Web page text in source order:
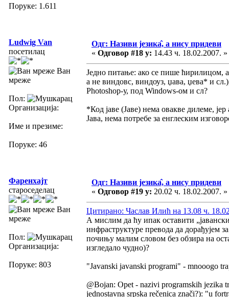
Поруке: 1.611
Ludwig Van
посетилац
Ван
мреже
Пол:
Организација:
Име и презиме:
Поруке: 46
Одг: Називи језика̂, а нису придеви
« Одговор #18 у: 14.43 ч. 18.02.2007. »
Једно питање: ако се пише ћирилицом,
а не виндовс, виндоуз, џава, џева* и
Photoshop-у, под Windows-ом и сл?
*Код јаве (Јаве) нема овакве дилеме,
Јава, нема потребе за енглеским
Фаренхајт
староседелац
Ван
мреже
Пол:
Организација:
Поруке: 803
Одг: Називи језика̂, а нису придеви
« Одговор #19 у: 20.02 ч. 18.02.2007. »
Цитирано: Часлав Илић на 13.08 ч.
А мислим да ћу ипак оставити
инфраструктуре превода да дорађујем
почињу малим словом без обзира на
изгледало чудно)?
"Javanski javanski programi" - mnooogo
@Bojan: Opet - nazivi programskih jezika
jednostavna srpska rečenica znači?): "u